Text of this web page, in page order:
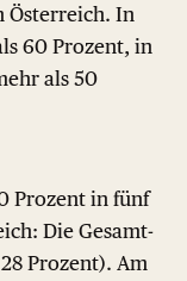
Österreich. In
60 Prozent, in
als 50
Prozent in fünf
Die Gesamt-
Prozent). Am